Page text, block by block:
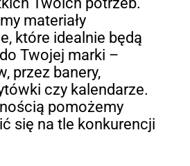
materiały
które idealnie będą
Twojej marki –
przez banery,
czy kalendarze.
pomożemy
się na tle konkurencji